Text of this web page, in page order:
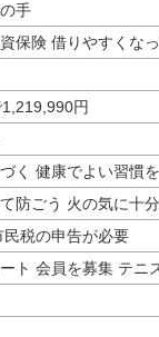
手
保険 借りやすくな
円
く 健康でよい習慣
防ごう 火の気に十
民税の申告が必要
ト 会員を募集 テニ